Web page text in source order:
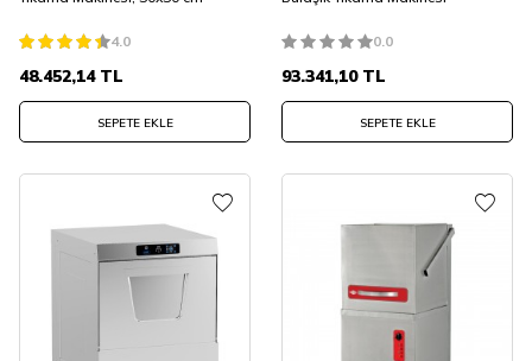
4.0
48.452,14TL
SEPETE EKLE
0.0
93.341,10TL
SEPETE EKLE